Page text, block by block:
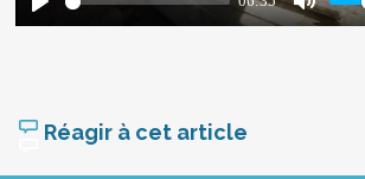
Réagir à cet article